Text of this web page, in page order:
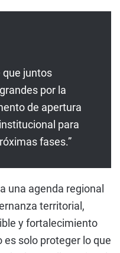
que juntos
por la
de apertura
para
fases.”
una agenda regional
territorial,
y fortalecimiento
solo proteger lo que